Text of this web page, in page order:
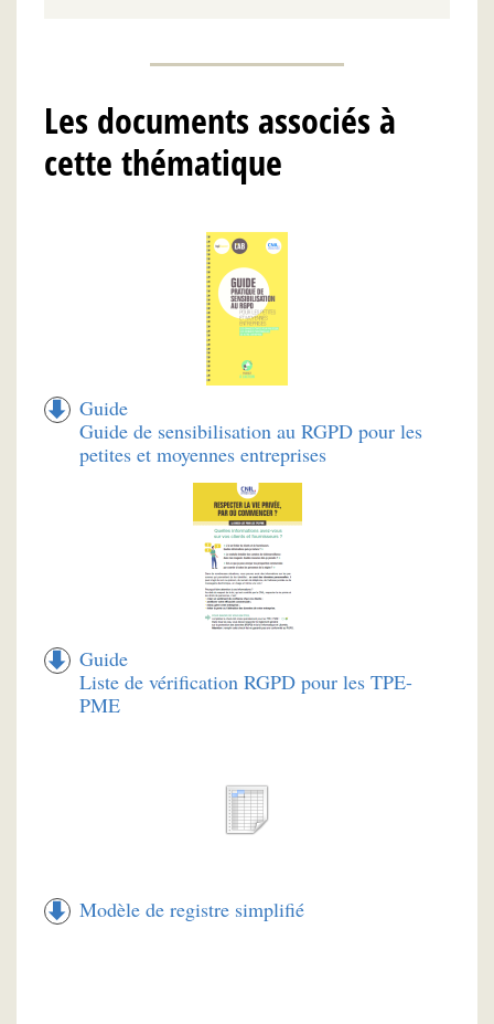
Les documents associés à
cette thématique
Guide
Guide de sensibilisation au RGPD pour les
petites et moyennes entreprises
Guide
Liste de vérification RGPD pour les TPE-
PME
Modèle de registre simplifié